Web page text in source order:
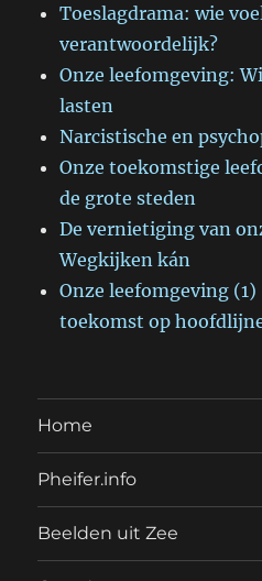
Toeslagdrama: wie
verantwoordelijk?
Onze leefomgeving:
lasten
Narcistische en
Onze toekomstige
de grote steden
De vernietiging van
Wegkijken kán
Onze leefomgeving
toekomst op
Home
Pheifer.info
Beelden uit Zee